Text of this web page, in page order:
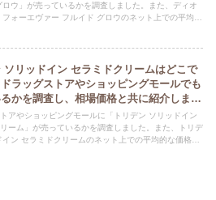
ロウ」が売っているかを調査しました。また、ディオ
フォーエヴァー フルイド グロウのネット上での平均的
ソリッドイン セラミドクリームはどこで
ラッグストアやショッピングモールでも
かを調査し、相場価格と共に紹介しま
アやショッピングモールに「トリデン ソリッドイン
ーム」が売っているかを調査しました。また、トリデ
イン セラミドクリームのネット上での平均的な価格に